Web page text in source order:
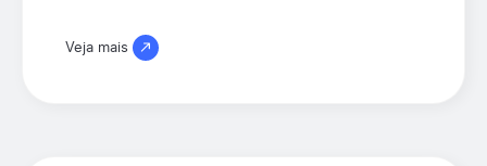
Veja mais